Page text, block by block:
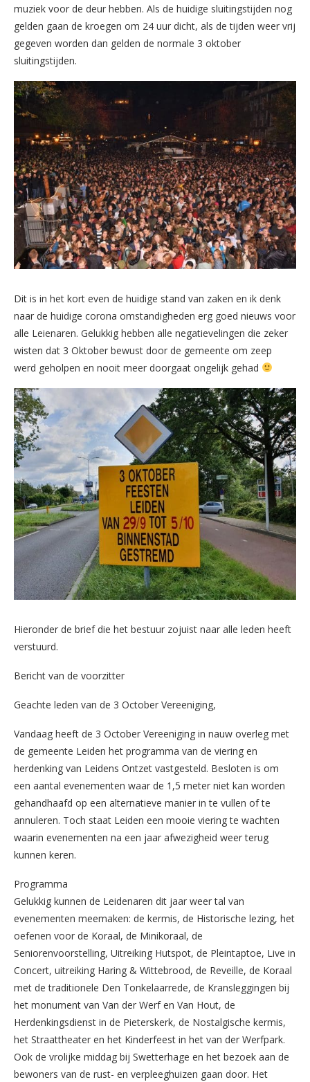
muziek voor de deur hebben. Als de huidige sluitingstijden nog
gelden gaan de kroegen om 24 uur dicht, als de tijden weer vrij
gegeven worden dan gelden de normale 3 oktober
sluitingstijden.
Dit is in het kort even de huidige stand van zaken en ik denk
naar de huidige corona omstandigheden erg goed nieuws voor
alle Leienaren. Gelukkig hebben alle negatievelingen die zeker
wisten dat 3 Oktober bewust door de gemeente om zeep
werd geholpen en nooit meer doorgaat ongelijk gehad
Hieronder de brief die het bestuur zojuist naar alle leden heeft
verstuurd.
Bericht van de voorzitter
Geachte leden van de 3 October Vereeniging,
Vandaag heeft de 3 October Vereeniging in nauw overleg met
de gemeente Leiden het programma van de viering en
herdenking van Leidens Ontzet vastgesteld. Besloten is om
een aantal evenementen waar de 1,5 meter niet kan worden
gehandhaafd op een alternatieve manier in te vullen of te
annuleren. Toch staat Leiden een mooie viering te wachten
waarin evenementen na een jaar afwezigheid weer terug
kunnen keren.
Programma
Gelukkig kunnen de Leidenaren dit jaar weer tal van
evenementen meemaken: de kermis, de Historische lezing, het
oefenen voor de Koraal, de Minikoraal, de
Seniorenvoorstelling, Uitreiking Hutspot, de Pleintaptoe, Live in
Concert, uitreiking Haring & Wittebrood, de Reveille, de Koraal
met de traditionele Den Tonkelaarrede, de Kransleggingen bij
het monument van Van der Werf en Van Hout, de
Herdenkingsdienst in de Pieterskerk, de Nostalgische kermis,
het Straattheater en het Kinderfeest in het van der Werfpark.
Ook de vrolijke middag bij Swetterhage en het bezoek aan de
bewoners van de rust- en verpleeghuizen gaan door. Het